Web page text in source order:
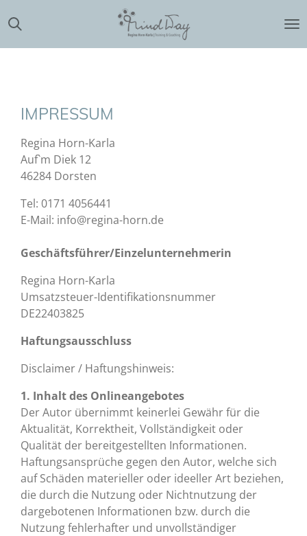
Hauptinhalt
springen
IMPRESSUM
Regina Horn-Karla
Auf`m Diek 12
46284 Dorsten
Tel: 0171 4056441
E-Mail: info@regina-horn.de
Geschäftsführer/Einzelunternehmerin
Regina Horn-Karla
Umsatzsteuer-Identifikationsnummer
DE22403825
Haftungsausschluss
Disclaimer / Haftungshinweis:
1. Inhalt des Onlineangebotes
Der Autor übernimmt keinerlei Gewähr für die
Aktualität, Korrektheit, Vollständigkeit oder
Qualität der bereitgestellten Informationen.
Haftungsansprüche gegen den Autor, welche sich
auf Schäden materieller oder ideeller Art beziehen,
die durch die Nutzung oder Nichtnutzung der
dargebotenen Informationen bzw. durch die
Nutzung fehlerhafter und unvollständiger